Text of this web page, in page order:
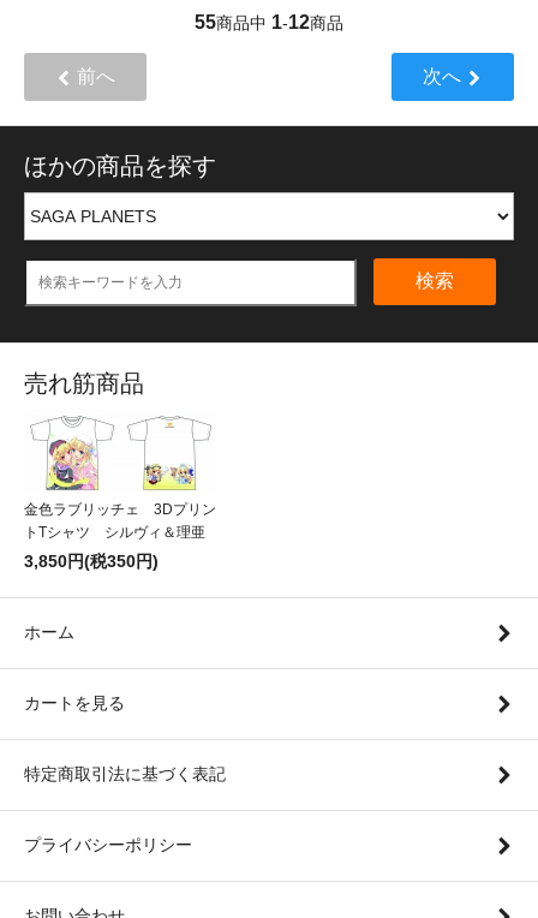
55商品中 1-12商品
前へ 次へ
ほかの商品を探す
検索
売れ筋商品
金色ラブリッチェ 3Dプリン
トTシャツ シルヴィ＆理亜
3,850円(税350円)
ホーム
カートを見る
特定商取引法に基づく表記
プライバシーポリシー